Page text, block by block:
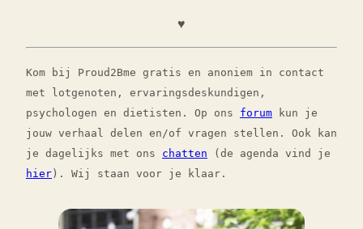
♥
Kom bij Proud2Bme gratis en anoniem in contact
met lotgenoten, ervaringsdeskundigen,
psychologen en dietisten. Op ons forum kun je
jouw verhaal delen en/of vragen stellen. Ook kan
je dagelijks met ons chatten (de agenda vind je
hier ). Wij staan voor je klaar.